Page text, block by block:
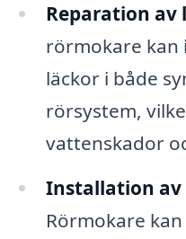
Reparation av
rörmokare kan
läckor i både
rörsystem,
vattenskador
Installation
Rörmokare